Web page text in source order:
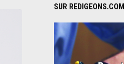
SUR REDIGEONS.COM